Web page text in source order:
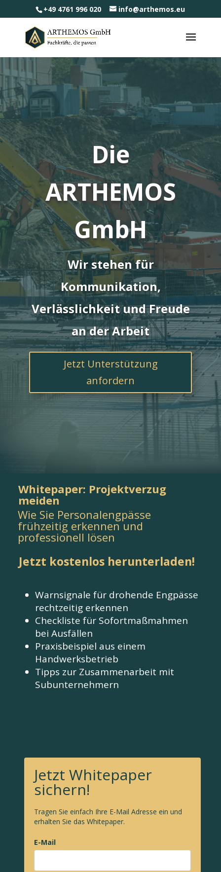
+49 4761 996 020 info@arthemos.eu
Die
ARTHEMOS
GmbH
Wir stehen für
Kommunikation,
Verlässlichkeit und Freude
an der Arbeit
Jetzt Unterstützung
anfordern
Whitepaper: Projektverzug
meiden
Wie Sie Personalengpässe
frühzeitig erkennen und
professionell lösen
Jetzt kostenlos herunterladen!
Warnsignale für drohende Engpässe
rechtzeitig erkennen
Checkliste für Sofortmaßmahmen
bei Ausfällen
Praxisbeispiel aus einem
Handwerksbetrieb
Tipps zur Zusammenarbeit mit
Subunternehmern
Jetzt Whitepaper
sichern!
Tragen Sie einfach Ihre E-Mail Adresse ein und
erhalten Sie das Whitepaper.
E-Mail